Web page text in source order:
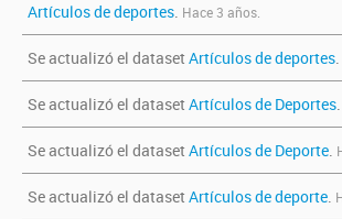
Artículos de deportes. Hace 3 años.
Se actualizó el dataset Artículos de deportes.
Se actualizó el dataset Artículos de Deportes.
Se actualizó el dataset Artículos de Deporte.
Se actualizó el dataset Artículos de deporte.